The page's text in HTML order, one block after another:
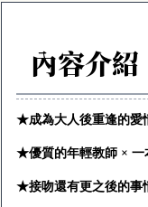
內容介紹
★成為大人後重逢的愛
★優質的年輕教師 × 一
★接吻還有更之後的事